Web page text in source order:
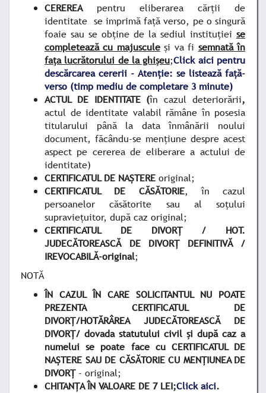
CEREREApentru eliberarea cărţii de
identitate se imprimă faţă verso, pe o singură
foaie sau se obţine de la sediul instituţiei se
completează cu majusculeși va fi semnată în
fața lucrătorului de la ghișeu;Click aici pentru
descărcarea cererii - Atenție: se listează față-
verso (timp mediu de completare 3 minute)
ACTUL DE IDENTITATE (în cazul deteriorării,
actul de identitate valabil rămâne în posesia
titularului până la data înmânării noului
document, făcându-se menţiune despre acest
aspect pe cererea de eliberare a actului de
identitate)
CERTIFICATUL DE NAŞTERE original;
CERTIFICATUL DE CĂSĂTORIE, în cazul
persoanelor căsătorite sau al soţului
supravieţuitor, după caz original;
CERTIFICATUL DE DIVORȚ / HOT.
JUDECĂTOREASCĂ DE DIVORŢ DEFINITIVĂ /
IREVOCABILĂ-original;
NOTĂ
ÎN CAZUL ÎN CARE SOLICITANTUL NU POATE
PREZENTA CERTIFICATUL DE
DIVORȚ/HOTĂRÂREA JUDECĂTOREASCĂ DE
DIVORȚ/ dovada statutului civil și după caz a
numelui se poate face cu CERTIFICATUL DE
NAŞTERE SAU DE CĂSĂTORIE CU MENŢIUNEA DE
DIVORŢ- original;
CHITANȚA ÎN VALOARE DE 7 LEI;Click aici.